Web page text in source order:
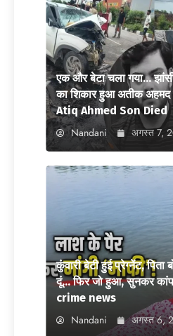
एक और बेटा चला गया…
का शिकार हुआ अतीक अहमद
Atiq Ahmed Son Died
Nandani अगस्त 7,
कुंवारी बेटी हुई प्रेग्नेंट, पिता
दूं… फिर जो हुआ, सुनकर
crime news
Nandani अगस्त 6,